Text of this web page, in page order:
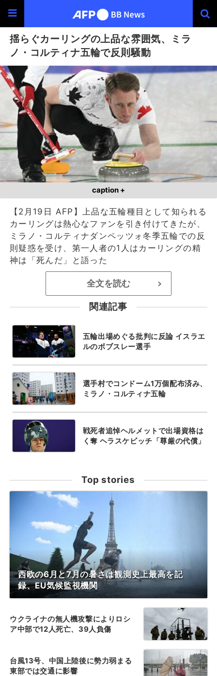
揺らぐカーリングの上品な雰囲気、ミラ
ノ・コルティナ五輪で反則騒動
caption +
【2月19日 AFP】上品な五輪種目として知られる
カーリングは熱心なファンを引き付けてきたが、
ミラノ・コルティナダンペッツォ冬季五輪での反
則疑惑を受け、第一人者の1人はカーリングの精
神は「死んだ」と語った
全文を読む >
関連記事
五輪出場めぐる批判に反論 イスラエ
ルのボブスレー選手
選手村でコンドーム1万個配布済み、
ミラノ・コルティナ五輪
戦死者追悼ヘルメットで出場資格は
く奪 ヘラスケビッチ「尊厳の代償」
Top stories
西欧の6月と7月の暑さは観測史上最高を記
録、EU気候監視機関
ウクライナの無人機攻撃によりロシ
ア中部で12人死亡、39人負傷
台風13号、中国上陸後に勢力弱まる
東部では交通に影響